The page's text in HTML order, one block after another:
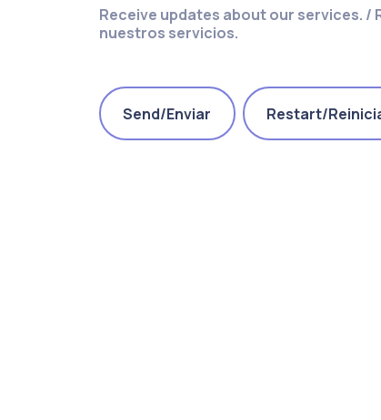
Receive updates about our services. /
nuestros servicios.